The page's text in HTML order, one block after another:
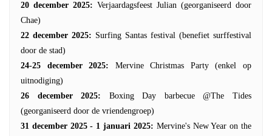
20 december 2025: Verjaardagsfeest Julian (georganiseerd door
Chae)
22 december 2025: Surfing Santas festival (benefiet surffestival
door de stad)
24-25 december 2025: Mervine Christmas Party (enkel op
uitnodiging)
26 december 2025: Boxing Day barbecue @The Tides
(georganiseerd door de vriendengroep)
31 december 2025 - 1 januari 2025: Mervine's New Year on the